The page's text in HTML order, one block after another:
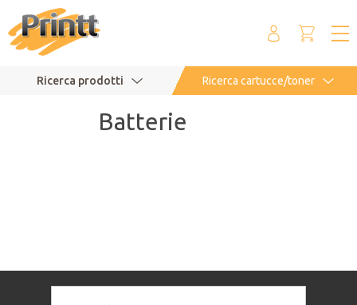
Ricerca prodotti Ricerca cartucce/toner
Batterie